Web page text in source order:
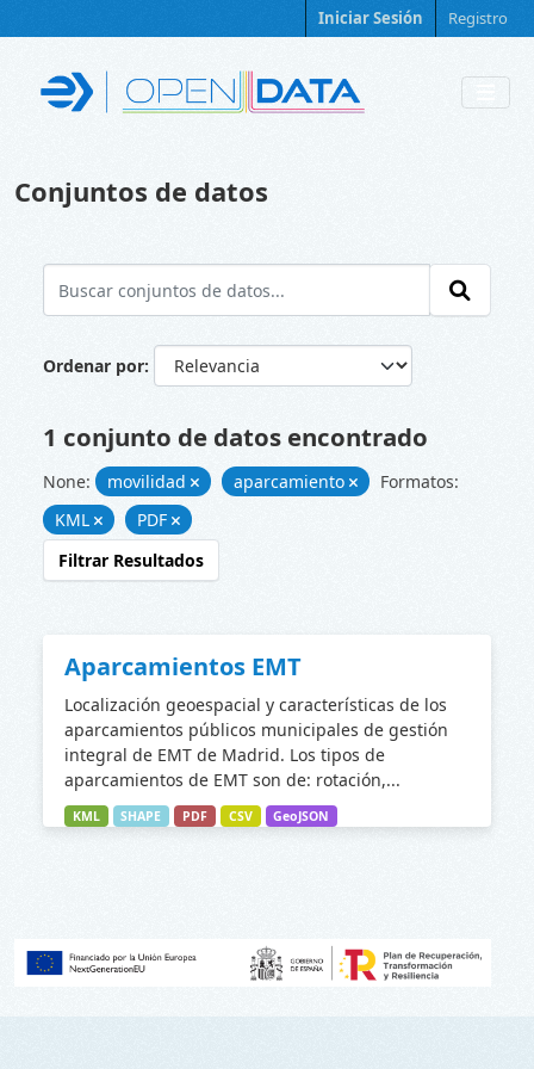
Iniciar Sesión Registro
Conjuntos de datos
Ordenar por
1 conjunto de datos encontrado
None: movilidad aparcamiento
Formatos:
KML
PDF
Filtrar Resultados
Aparcamientos EMT
Localización geoespacial y características de los
aparcamientos públicos municipales de gestión
integral de EMT de Madrid. Los tipos de
aparcamientos de EMT son de: rotación,...
KML SHAPE PDF CSV GeoJSON